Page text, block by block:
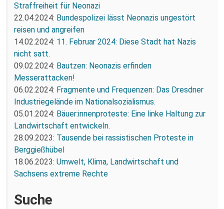
Straffreiheit für Neonazi
22.04.2024: Bundespolizei lässt Neonazis ungestört
reisen und angreifen
14.02.2024: 11. Februar 2024: Diese Stadt hat Nazis
nicht satt.
09.02.2024: Bautzen: Neonazis erfinden
Messerattacken!
06.02.2024: Fragmente und Frequenzen: Das Dresdner
Industriegelände im Nationalsozialismus.
05.01.2024: Bäuer:innenproteste: Eine linke Haltung zur
Landwirtschaft entwickeln.
28.09.2023: Tausende bei rassistischen Proteste in
Berggießhübel
18.06.2023: Umwelt, Klima, Landwirtschaft und
Sachsens extreme Rechte
Suche